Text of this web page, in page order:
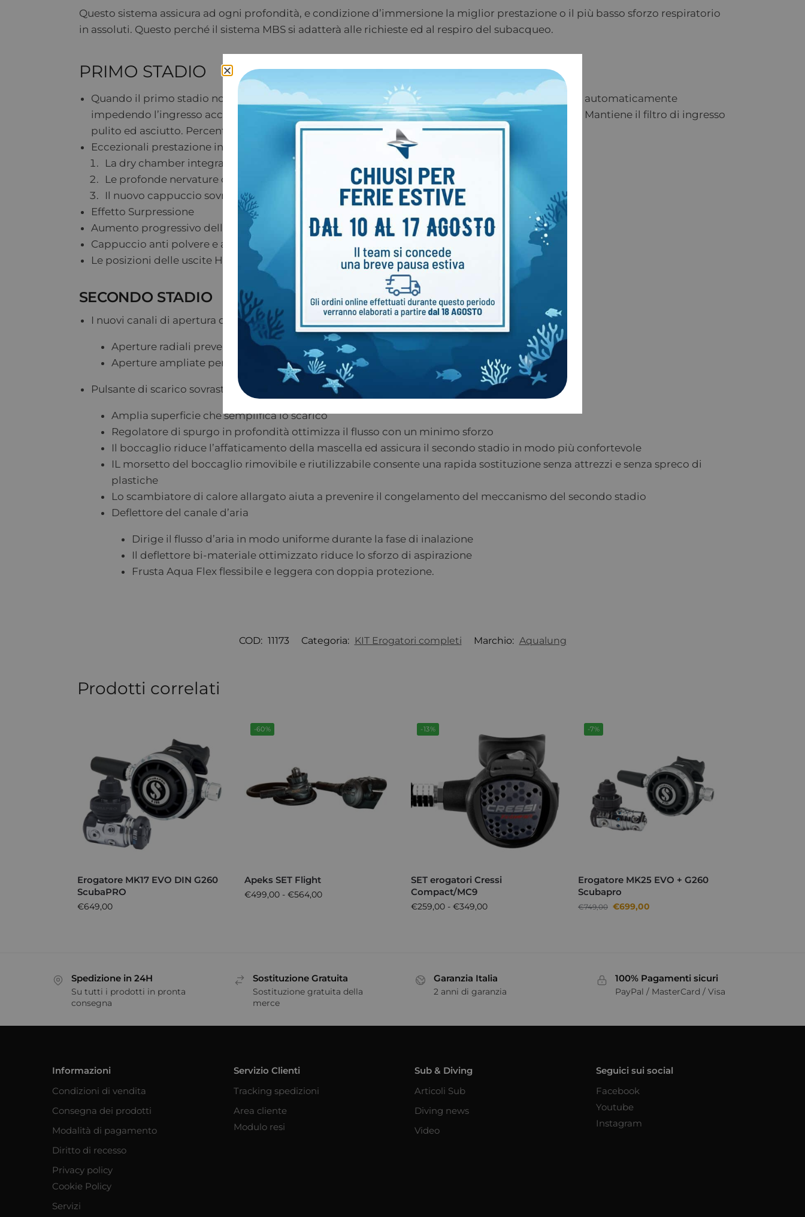
Questo sistema assicura ad ogni profondità, e condizione d’immersione la miglior prestazione o il più basso sforzo respiratorio
in assoluti. Questo perché il sistema MBS si adatterà alle richieste ed al respiro del subacqueo.
PRIMO STADIO
Quando il primo stadio non è collegato alla valvola della bombola, l’Auto Closure Device lo sigilla automaticamente
impedendo l’ingresso accidentale di acqua o di corpi estranei. Mantiene la lubrificazione interna. Mantiene il filtro di ingresso
pulito ed asciutto. Percentuali di ossigeno più sicure ed elevate.
Eccezionali prestazione in acque fredde grazie alle 3 tecnologie anti congelamento Aqua Lung:
La dry chamber integrata mantiene i componenti interni puliti ed asciutti.
Le profonde nervature creano un’ampie superficie di scambio termico
Il nuovo cappuccio sovrastampato ritarda la formazione di ghiacci sulla membrana esterna.
Effetto Surpressione
Aumento progressivo della pressione di lavoro per mantenere sforzi respiratori ottimali.
Cappuccio anti polvere e anti urti ACD.
Le posizioni delle uscite HP e MP consentono di gestire in modo ottimale le fruste.
SECONDO STADIO
I nuovi canali di apertura della cover frontale consentono all’acqua di fluire oltre la membrana
Aperture radiali prevengono l’erogazione continua durante l’immersione in corrente
Aperture ampliate per riduce il picco del flusso respiratorio del 20%.
Pulsante di scarico sovrastampato in elastomero con effetto “soft touch”
Amplia superficie che semplifica lo scarico
Regolatore di spurgo in profondità ottimizza il flusso con un minimo sforzo
Il boccaglio riduce l’affaticamento della mascella ed assicura il secondo stadio in modo più confortevole
IL morsetto del boccaglio rimovibile e riutilizzabile consente una rapida sostituzione senza attrezzi e senza spreco di
plastiche
Lo scambiatore di calore allargato aiuta a prevenire il congelamento del meccanismo del secondo stadio
Deflettore del canale d’aria
Dirige il flusso d’aria in modo uniforme durante la fase di inalazione
Il deflettore bi-materiale ottimizzato riduce lo sforzo di aspirazione
Frusta Aqua Flex flessibile e leggera con doppia protezione.
COD: 11173 Categoria: KIT Erogatori completi Marchio: Aqualung
Prodotti correlati
Erogatore MK17 EVO DIN G260
ScubaPRO
€649,00
-60%
Apeks SET Flight
€499,00 - €564,00
-13%
SET erogatori Cressi
Compact/MC9
€259,00 - €349,00
-7%
Erogatore MK25 EVO + G260
Scubapro
€749,00 €699,00
Spedizione in 24H
Su tutti i prodotti in pronta
consegna
Sostituzione Gratuita
Sostituzione gratuita della
merce
Garanzia Italia
2 anni di garanzia
100% Pagamenti sicuri
PayPal / MasterCard / Visa
Informazioni
Condizioni di vendita
Consegna dei prodotti
Modalità di pagamento
Diritto di recesso
Privacy policy
Cookie Policy
Servizi
Servizio Clienti
Tracking spedizioni
Area cliente
Modulo resi
Sub & Diving
Articoli Sub
Diving news
Video
Seguici sui social
Facebook
Youtube
Instagram